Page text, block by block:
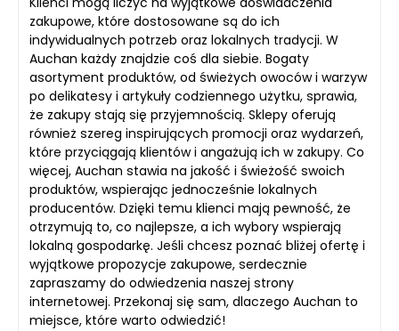
zakupowe, które dostosowane są do ich
indywidualnych potrzeb oraz lokalnych tradycji. W
Auchan każdy znajdzie coś dla siebie. Bogaty
asortyment produktów, od świeżych owoców i warzyw
po delikatesy i artykuły codziennego użytku, sprawia,
że zakupy stają się przyjemnością. Sklepy oferują
również szereg inspirujących promocji oraz wydarzeń,
które przyciągają klientów i angażują ich w zakupy. Co
więcej, Auchan stawia na jakość i świeżość swoich
produktów, wspierając jednocześnie lokalnych
producentów. Dzięki temu klienci mają pewność, że
otrzymują to, co najlepsze, a ich wybory wspierają
lokalną gospodarkę. Jeśli chcesz poznać bliżej ofertę i
wyjątkowe propozycje zakupowe, serdecznie
zapraszamy do odwiedzenia naszej strony
internetowej. Przekonaj się sam, dlaczego Auchan to
miejsce, które warto odwiedzić!